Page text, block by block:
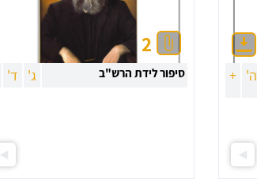
ה' +
2
סיפור לידת הרש"ב ג' ד'